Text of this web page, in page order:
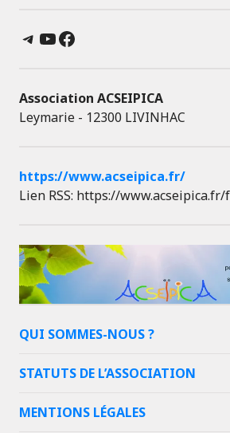
Telegram
YouTube
Facebook
Association ACSEIPICA
Leymarie - 12300 LIVINHAC
https://www.acseipica.fr/
Lien RSS: https://
QUI SOMMES-NOUS ?
STATUTS DE L’ASSOCIATION
MENTIONS LÉGALES